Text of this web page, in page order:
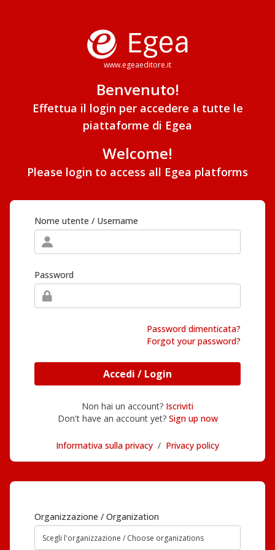
www.egeaeditore.it
Benvenuto!
Effettua il login per accedere a tutte le
piattaforme di Egea
Welcome!
Please login to access all Egea platforms
Nome utente / Username
Password
Password dimenticata?
Forgot your password?
Accedi / Login
Non hai un account? Iscriviti
Don't have an account yet? Sign up now
Informativa sulla privacy / Privacy policy
Organizzazione / Organization